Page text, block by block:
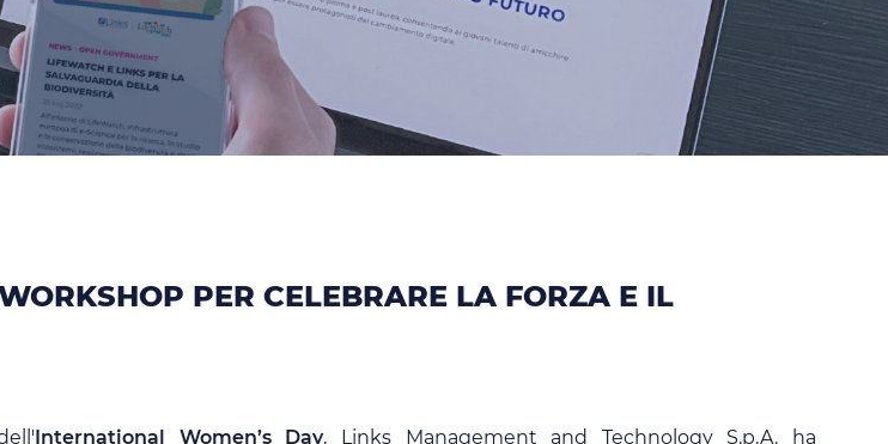
per celebrare la forza e il coraggio delle
PER CELEBRARE LA FORZA E IL
International Women’s Day, Links Management and Technology S.p.A. ha